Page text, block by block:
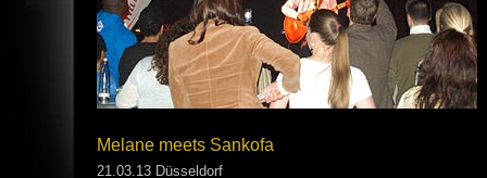
Melane meets Sankofa
21.03.13 Düsseldorf